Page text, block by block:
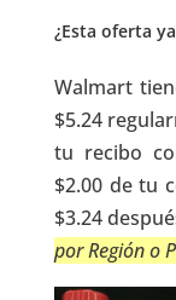
¿Esta oferta
Walmart
$5.24
tu recibo
$2.00 de tu
$3.24
por Región o